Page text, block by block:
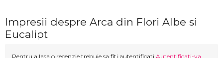
Impresii despre Arca din Flori Albe si
Eucalipt
Pentru a lasa o recenzie trebuie sa fiti autentificati Autentificati-va